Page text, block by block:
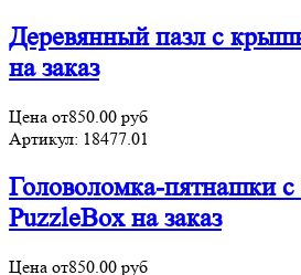
Деревянный пазл с
на заказ
Цена от850.00 руб
Артикул: 18477.01
Головоломка-пятнашки
PuzzleBox на заказ
Цена от850.00 руб